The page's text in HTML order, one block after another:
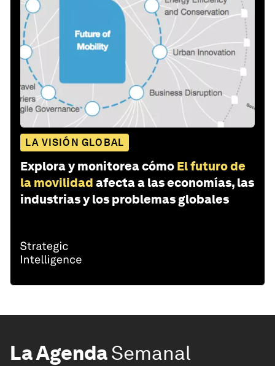
LA VISIÓN GLOBAL
Explora y monitorea cómo El futuro de
la movilidad afecta a las economías, las
industrias y los problemas globales
La AgendaSemanal